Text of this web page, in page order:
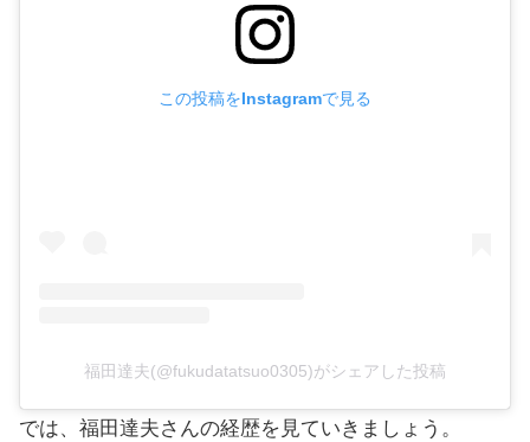
この投稿をInstagramで見る
福田達夫(@fukudatatsuo0305)がシェアした投稿
では、福田達夫さんの経歴を見ていきましょう。